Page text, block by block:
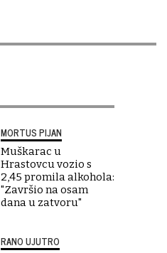
MORTUS PIJAN
Muškarac u
Hrastovcu vozio s
2,45 promila alkohola:
"Završio na osam
dana u zatvoru"
RANO UJUTRO